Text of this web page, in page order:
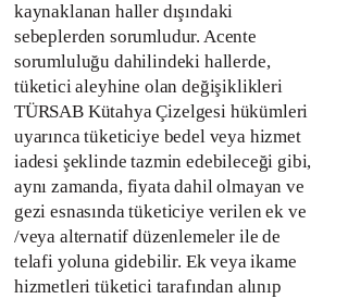
kaynaklanan haller dışındaki
sebeplerden sorumludur. Acente
sorumluluğu dahilindeki hallerde,
tüketici aleyhine olan değişiklikleri
TÜRSAB Kütahya Çizelgesi hükümleri
uyarınca tüketiciye bedel veya hizmet
iadesi şeklinde tazmin edebileceği gibi,
aynı zamanda, fiyata dahil olmayan ve
gezi esnasında tüketiciye verilen ek ve
/veya alternatif düzenlemeler ile de
telafi yoluna gidebilir. Ek veya ikame
hizmetleri tüketici tarafından alınıp